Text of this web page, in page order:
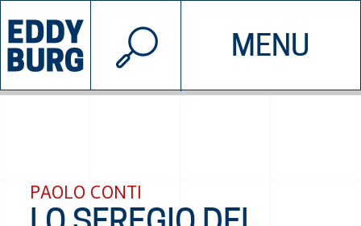
MENU
INIZIATIVE CHI SIAMO
© 2026 EDDYBURG
PAOLO CONTI